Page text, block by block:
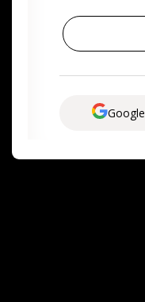
Google